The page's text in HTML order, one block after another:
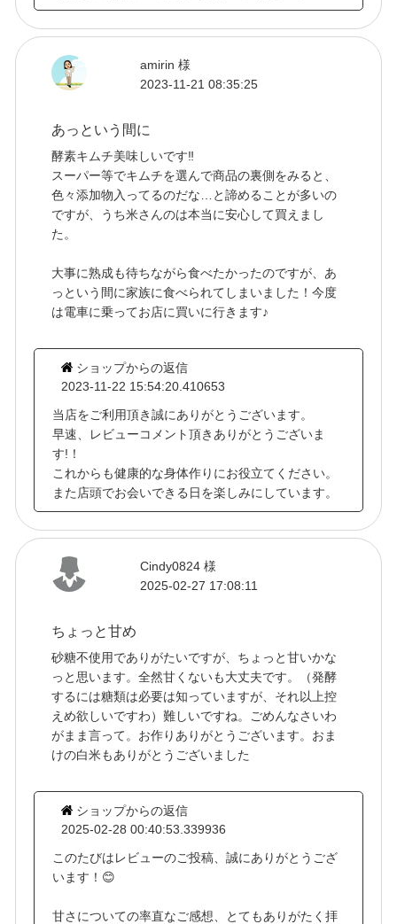
amirin 様
2023-11-21 08:35:25
あっという間に
酵素キムチ美味しいです‼️
スーパー等でキムチを選んで商品の裏側をみると、
色々添加物入ってるのだな…と諦めることが多いの
ですが、うち米さんのは本当に安心して買えまし
た。
大事に熟成も待ちながら食べたかったのですが、あ
っという間に家族に食べられてしまいました！今度
は電車に乗ってお店に買いに行きます♪
ショップからの返信
2023-11-22 15:54:20.410653
当店をご利用頂き誠にありがとうございます。
早速、レビューコメント頂きありがとうございま
す!！
これからも健康的な身体作りにお役立てください。
また店頭でお会いできる日を楽しみにしています。
Cindy0824 様
2025-02-27 17:08:11
ちょっと甘め
砂糖不使用でありがたいですが、ちょっと甘いかな
っと思います。全然甘くないも大丈夫です。（発酵
するには糖類は必要は知っていますが、それ以上控
えめ欲しいですわ）難しいですね。ごめんなさいわ
がまま言って。お作りありがとうございます。おま
けの白米もありがとうございました
ショップからの返信
2025-02-28 00:40:53.339936
このたびはレビューのご投稿、誠にありがとうござ
います！😊
甘さについての率直なご感想、とてもありがたく拝